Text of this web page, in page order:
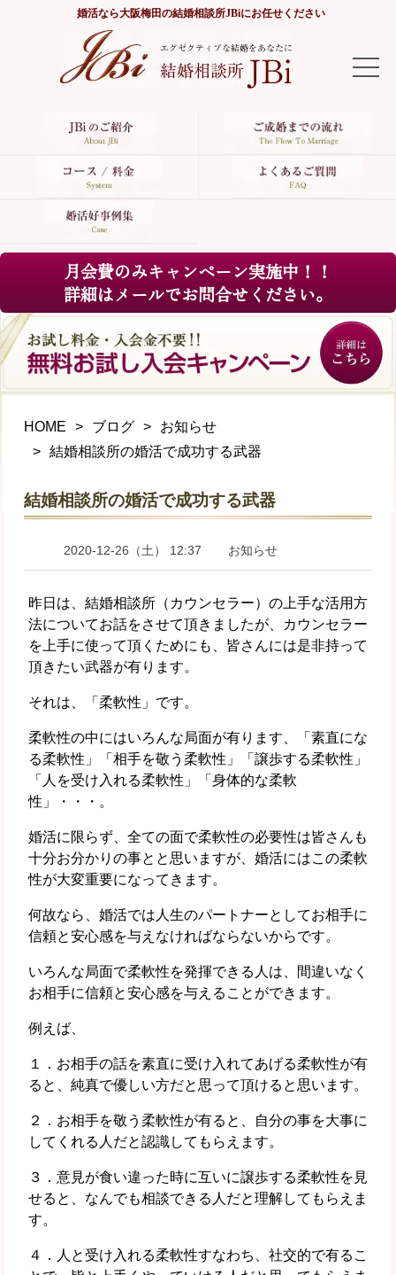
婚活なら大阪梅田の結婚相談所JBiにお任せください
TOP
よくあるご質問
婚活好事例集
月会費のみキャンペーン実施中！！
詳細はメールでお問合せください。
HOME ブログ
お知らせ
結婚相談所の婚活で成功する武器
結婚相談所の婚活で成功する武器
2020-12-26（土） 12:37 お知らせ
昨日は、結婚相談所（カウンセラー）の上手な活用方
法についてお話をさせて頂きましたが、カウンセラー
を上手に使って頂くためにも、皆さんには是非持って
頂きたい武器が有ります。
それは、「柔軟性」です。
柔軟性の中にはいろんな局面が有ります、「素直にな
る柔軟性」「相手を敬う柔軟性」「譲歩する柔軟性」
「人を受け入れる柔軟性」「身体的な柔軟
性」・・・。
婚活に限らず、全ての面で柔軟性の必要性は皆さんも
十分お分かりの事とと思いますが、婚活にはこの柔軟
性が大変重要になってきます。
何故なら、婚活では人生のパートナーとしてお相手に
信頼と安心感を与えなければならないからです。
いろんな局面で柔軟性を発揮できる人は、間違いなく
お相手に信頼と安心感を与えることができます。
例えば、
１．お相手の話を素直に受け入れてあげる柔軟性が有
ると、純真で優しい方だと思って頂けると思います。
２．お相手を敬う柔軟性が有ると、自分の事を大事に
してくれる人だと認識してもらえます。
３．意見が食い違った時に互いに譲歩する柔軟性を見
せると、なんでも相談できる人だと理解してもらえま
す。
４．人と受け入れる柔軟性すなわち、社交的で有るこ